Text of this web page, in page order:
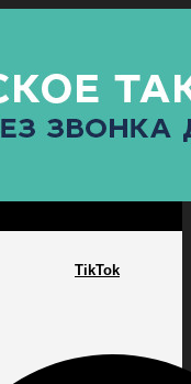
TikTok
ПРОКУРАТУРАСПОРТ